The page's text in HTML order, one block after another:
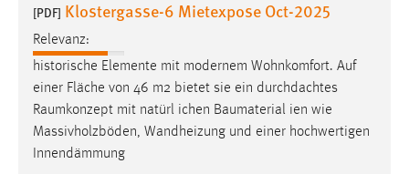
[PDF] Klostergasse-6 Mietexpose Oct-2025
Relevanz:
historische Elemente mit modernem Wohnkomfort. Auf
einer Fläche von 46 m2 bietet sie ein durchdachtes
Raumkonzept mit natürl ichen Baumaterial ien wie
Massivholzböden, Wandheizung und einer hochwertigen
Innendämmung